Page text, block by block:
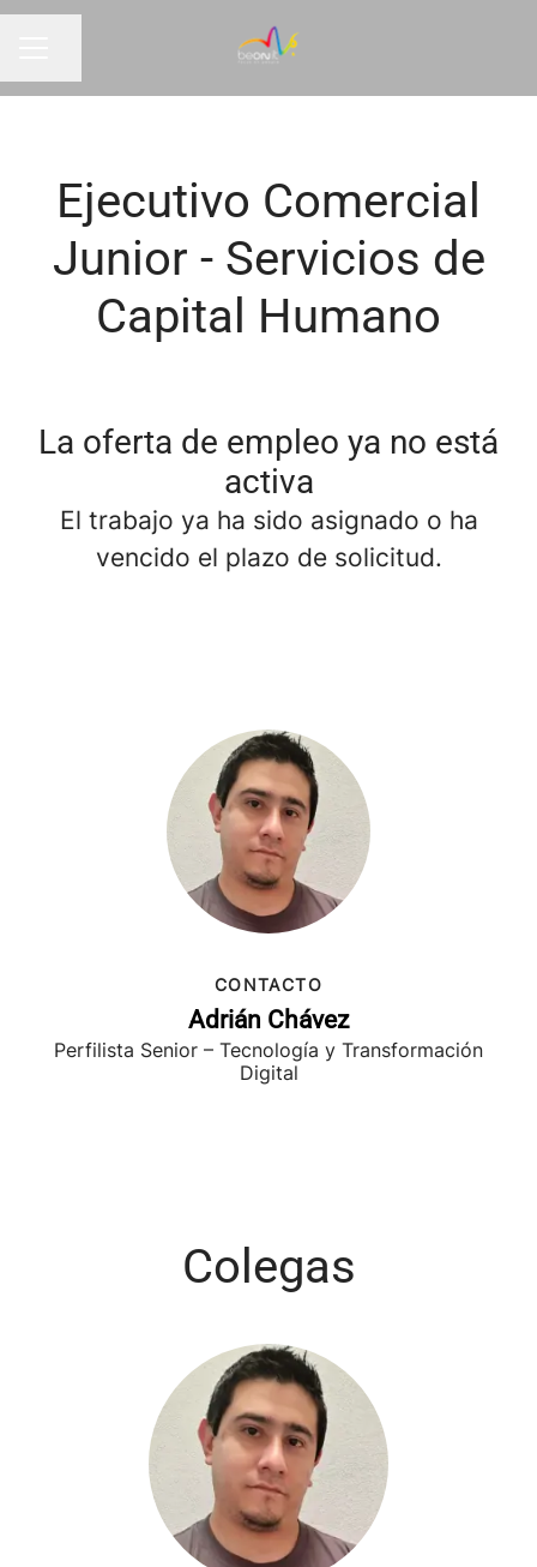
Ejecutivo Comercial
Junior - Servicios de
Capital Humano
La oferta de empleo ya no está
activa
El trabajo ya ha sido asignado o ha
vencido el plazo de solicitud.
CONTACTO
Adrián Chávez
Perfilista Senior – Tecnología y Transformación
Digital
Colegas